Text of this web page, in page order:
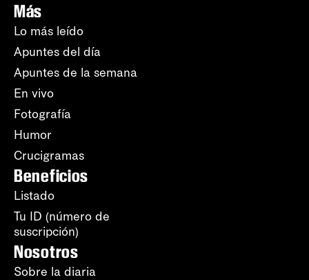
Más
Lo más leído
Apuntes del día
Apuntes de la semana
En vivo
Fotografía
Humor
Crucigramas
Beneficios
Listado
Tu ID (número de
suscripción)
Nosotros
Sobre la diaria